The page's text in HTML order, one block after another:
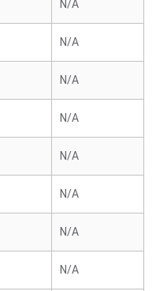
N/A
N/A
N/A
N/A
N/A
N/A
N/A
N/A